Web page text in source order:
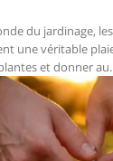
du jardinage,
une véritable
et donner